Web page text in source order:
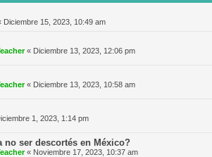
Diciembre 15, 2023, 10:49 am
« Diciembre 13, 2023, 12:06 pm
« Diciembre 13, 2023, 10:58 am
1, 2023, 1:14 pm
no ser descortés en México?
« Noviembre 17, 2023, 10:37 am